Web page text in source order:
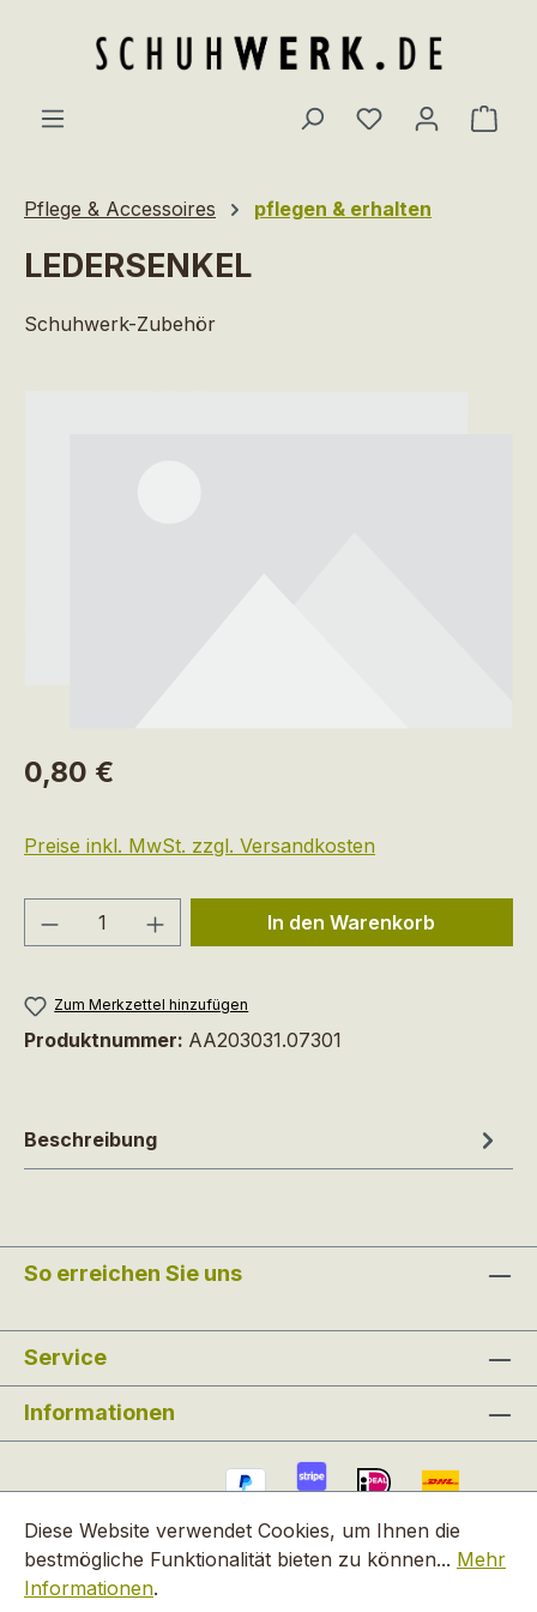
Du hast 0
Pflege & Accessoires pflegen & erhalten
LEDERSENKEL
Schuhwerk-Zubehör
Regulärer Preis:
0,80 €
Preise inkl. MwSt. zzgl. Versandkosten
Produkt Anzahl: Gib denIn den Warenkorb
Zum Merkzettel hinzufügen
Produktnummer: AA203031.07301
Beschreibung
So erreichen Sie uns
Service
Informationen
Diese Website verwendet Cookies, um Ihnen die
bestmögliche Funktionalität bieten zu können... Mehr
Informationen.